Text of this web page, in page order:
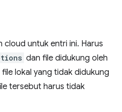
cloud untuk entri ini. Harus
dan file didukung oleh
lokal yang tidak didukung
tersebut harus tidak